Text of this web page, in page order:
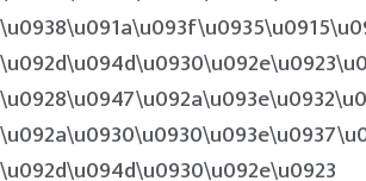
\u092d\u094d\u0930\u092e\u0923